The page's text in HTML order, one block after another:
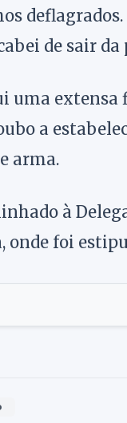
de sair
uma
a
arma.
à
onde foi